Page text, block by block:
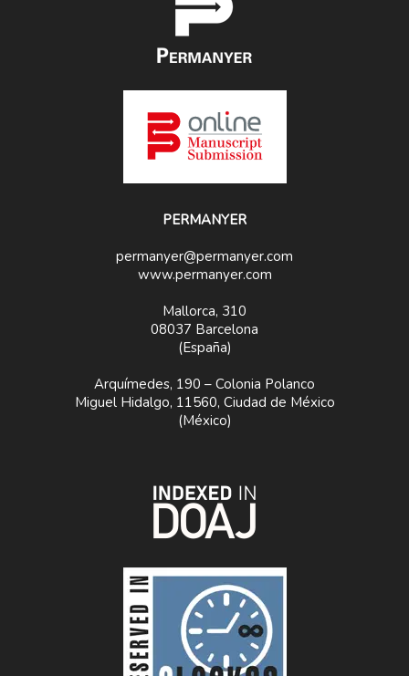
PERMANYER
permanyer@permanyer.com
www.permanyer.com
Mallorca, 310
08037 Barcelona
(España)
Arquímedes, 190 – Colonia Polanco
Miguel Hidalgo, 11560, Ciudad de México
(México)